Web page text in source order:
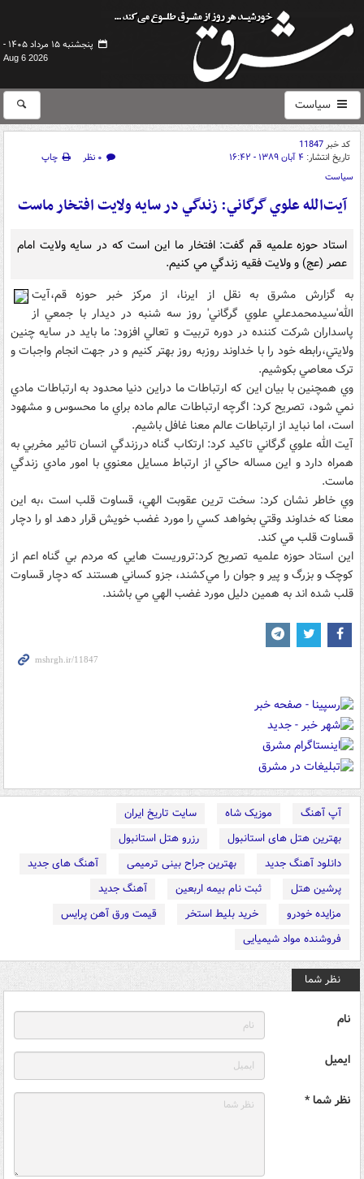
پنجشنبه ۱۵ مرداد ۱۴۰۵ -
Aug 6 2026
سیاست
کد خبر11847
تاریخ انتشار: ۴ آبان ۱۳۸۹ - ۱۶:۴۲ ۰ نظر
چاپ
سیاست
آيت‌الله علوي گرگاني: زندگي در سايه ولايت افتخار ماست
استاد حوزه علميه قم گفت: افتخار ما اين است که در سايه ولايت امام
عصر (عج) و ولايت فقيه زندگي مي کنيم.
به گزارش مشرق به نقل از ايرنا، از مرکز خبر حوزه قم،آيت
الله'سيدمحمدعلي علوي گرگاني' روز سه شنبه در ديدار با جمعي از
پاسداران شرکت کننده در دوره تربيت و تعالي افزود: ما بايد در سايه چنين
ولايتي،رابطه خود را با خداوند روزبه روز بهتر کنيم و در جهت انجام واجبات و
ترک معاصي بکوشيم.
وي همچنين با بيان اين که ارتباطات ما دراين دنيا محدود به ارتباطات مادي
نمي شود، تصريح کرد: اگرچه ارتباطات عالم ماده براي ما محسوس و مشهود
است، اما نبايد از ارتباطات عالم معنا غافل باشيم.
آيت الله علوي گرگاني تاکيد کرد: ارتکاب گناه درزندگي انسان تاثير مخربي به
همراه دارد و اين مساله حاکي از ارتباط مسايل معنوي با امور مادي زندگي
ماست.
وي خاطر نشان کرد: سخت ترين عقوبت الهي، قساوت قلب است ،به اين
معنا که خداوند وقتي بخواهد کسي را مورد غضب خويش قرار دهد او را دچار
قساوت قلب مي کند.
اين استاد حوزه علميه تصريح کرد:تروريست هايي که مردم بي گناه اعم از
کوچک و بزرگ و پير و جوان را مي‌کشند، جزو کساني هستند که دچار قساوت
قلب شده اند به همين دليل مورد غضب الهي مي باشند.
آپ آهنگ موزیک شاه
سایت تاریخ ایران
بهترین هتل های استانبول
رزرو هتل استانبول
دانلود آهنگ جدید
بهترین جراح بینی ترمیمی
آهنگ های جدید
پرشین هتل
ثبت نام بیمه اربعین
آهنگ جدید
مزایده خودرو
خرید بلیط استخر
قیمت ورق آهن پرایس
فروشنده مواد شیمیایی
نظر شما
نام
ایمیل
نظر شما *